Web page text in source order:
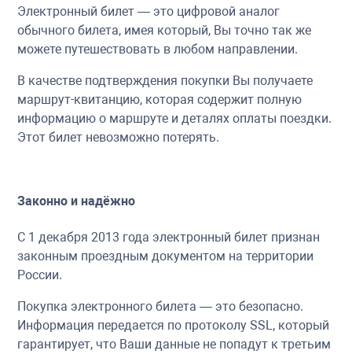
Электронный билет — это цифровой аналог
обычного билета, имея который, Вы точно так же
можете путешествовать в любом направлении.
В качестве подтверждения покупки Вы получаете
маршрут-квитанцию, которая содержит полную
информацию о маршруте и деталях оплаты поездки.
Этот билет невозможно потерять.
Законно и надёжно
С 1 декабря 2013 года электронный билет признан
законным проездным документом на территории
России.
Покупка электронного билета — это безопасно.
Информация передается по протоколу SSL, который
гарантирует, что Ваши данные не попадут к третьим